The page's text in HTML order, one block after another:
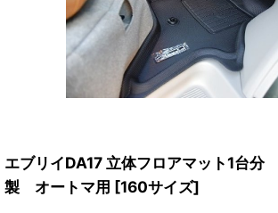
エブリイDA17 立体フロアマット1台
製 オートマ用 [160サイズ]